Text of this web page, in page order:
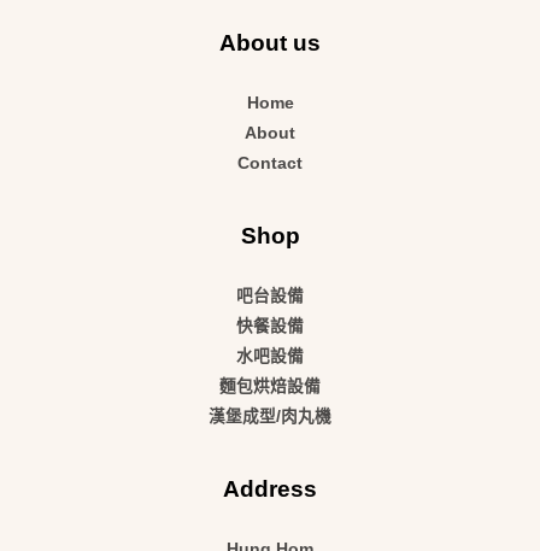
About us
Home
About
Contact
Shop
吧台設備
快餐設備
水吧設備
麵包烘焙設備
漢堡成型/肉丸機
Address